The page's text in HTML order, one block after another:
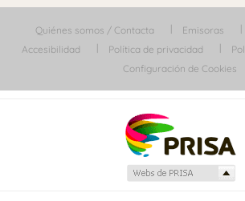
Quiénes somos / Contacta Emisoras
Accesibilidad
Política de privacidad
Configuración de Cookies